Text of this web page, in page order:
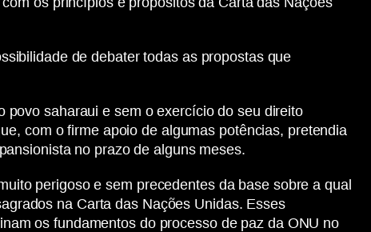
de debater todas as propostas que
saharaui e sem o exercício do seu direito
com o firme apoio de algumas potências, pretendia
no prazo de alguns meses.
perigoso e sem precedentes da base sobre a qual
na Carta das Nações Unidas. Esses
os fundamentos do processo de paz da ONU no